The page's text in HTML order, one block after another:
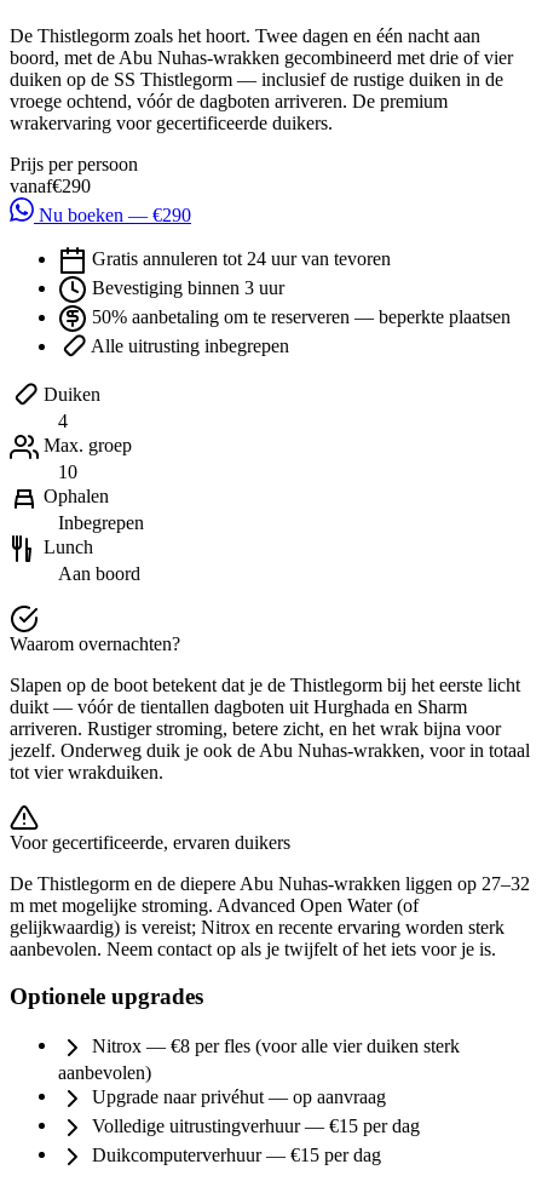
De Thistlegorm zoals het hoort. Twee dagen en één nacht aan
boord, met de Abu Nuhas-wrakken gecombineerd met drie of vier
duiken op de SS Thistlegorm — inclusief de rustige duiken in de
vroege ochtend, vóór de dagboten arriveren. De premium
wrakervaring voor gecertificeerde duikers.
Prijs per persoon
vanaf€290
Nu boeken — €290
Gratis annuleren tot 24 uur van tevoren
Bevestiging binnen 3 uur
50% aanbetaling om te reserveren — beperkte plaatsen
Alle uitrusting inbegrepen
Duiken
4
Max. groep
10
Ophalen
Inbegrepen
Lunch
Aan boord
Waarom overnachten?
Slapen op de boot betekent dat je de Thistlegorm bij het eerste licht
duikt — vóór de tientallen dagboten uit Hurghada en Sharm
arriveren. Rustiger stroming, betere zicht, en het wrak bijna voor
jezelf. Onderweg duik je ook de Abu Nuhas-wrakken, voor in totaal
tot vier wrakduiken.
Voor gecertificeerde, ervaren duikers
De Thistlegorm en de diepere Abu Nuhas-wrakken liggen op 27–32
m met mogelijke stroming. Advanced Open Water (of
gelijkwaardig) is vereist; Nitrox en recente ervaring worden sterk
aanbevolen. Neem contact op als je twijfelt of het iets voor je is.
Optionele upgrades
Nitrox — €8 per fles (voor alle vier duiken sterk
aanbevolen)
Upgrade naar privéhut — op aanvraag
Volledige uitrustingverhuur — €15 per dag
Duikcomputerverhuur — €15 per dag